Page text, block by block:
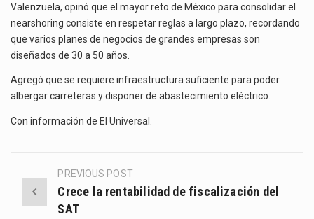
Valenzuela, opinó que el mayor reto de México para consolidar el
nearshoring consiste en respetar reglas a largo plazo, recordando
que varios planes de negocios de grandes empresas son
diseñados de 30 a 50 años.
Agregó que se requiere infraestructura suficiente para poder
albergar carreteras y disponer de abastecimiento eléctrico.
Con información de El Universal
Post
navigation
PREVIOUS POST
Crece la rentabilidad de fiscalización del
SAT